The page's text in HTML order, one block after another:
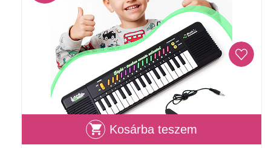
Kosárba teszem